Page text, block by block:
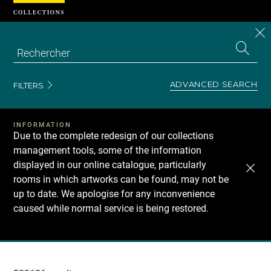
FILTERS ADVANCED SEARCH
INFORMATION
Due to the complete redesign of our collections
management tools, some of the information
displayed in our online catalogue, particularly
rooms in which artworks can be found, may not be
up to date. We apologise for any inconvenience
caused while normal service is being restored.
Recherche
Cookies management panel